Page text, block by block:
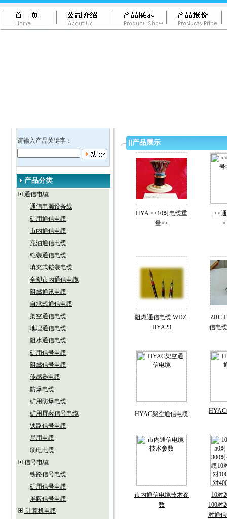
请输入产品关键字：
产品分类
通信电缆
通信电源设备线
矿用通信电缆
市内通信电缆
充油通信电缆
铠装通信电缆
填充式铠装电缆
全塑市内通信电缆
阻燃通讯电缆
自承式通信电缆
架空通信电缆
地埋通信电缆
阻水通信电缆
矿用信号电缆
阻燃信号电缆
传感器电缆
防爆电缆
矿用防爆电缆
矿用屏蔽信号电缆
铁路信号电缆
局用电缆
弱电电缆
信号电缆
铁路信号电缆
矿用信号电缆
屏蔽信号电缆
计算机电缆
||产品展示
HYA <<10对电缆重
量>>
<<
阻燃通信电缆 WDZ-
HYA23
ZRC-
信电
HYAC架空通信电缆
市内通信电缆技术参
数
10对
100对
对通